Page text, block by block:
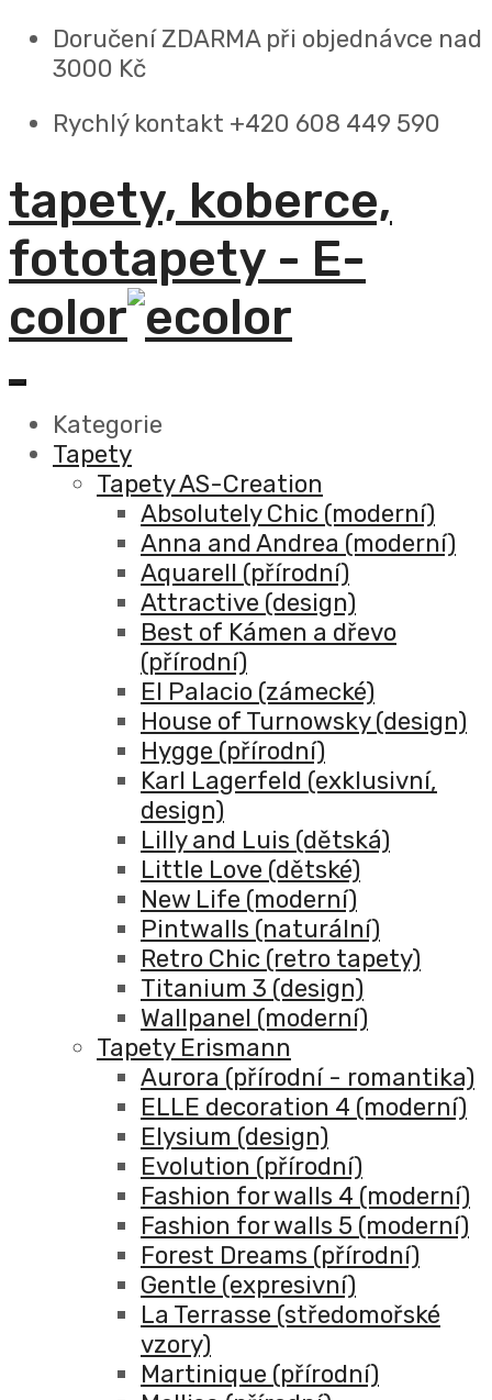
Doručení ZDARMA při objednávce nad
3000 Kč
Rychlý kontakt +420 608 449 590
tapety, koberce,
fototapety - E-
color
Kategorie
Tapety
Tapety AS-Creation
Absolutely Chic (moderní)
Anna and Andrea (moderní)
Aquarell (přírodní)
Attractive (design)
Best of Kámen a dřevo
(přírodní)
El Palacio (zámecké)
House of Turnowsky (design)
Hygge (přírodní)
Karl Lagerfeld (exklusivní,
design)
Lilly and Luis (dětská)
Little Love (dětské)
New Life (moderní)
Pintwalls (naturální)
Retro Chic (retro tapety)
Titanium 3 (design)
Wallpanel (moderní)
Tapety Erismann
Aurora (přírodní - romantika)
ELLE decoration 4 (moderní)
Elysium (design)
Evolution (přírodní)
Fashion for walls 4 (moderní)
Fashion for walls 5 (moderní)
Forest Dreams (přírodní)
Gentle (expresivní)
La Terrasse (středomořské
vzory)
Martinique (přírodní)